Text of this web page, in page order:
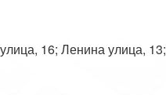
16; Ленина улица, 13;